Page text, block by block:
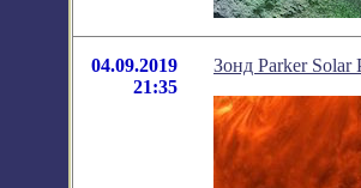
04.09.2019
21:35
Зонд Parker